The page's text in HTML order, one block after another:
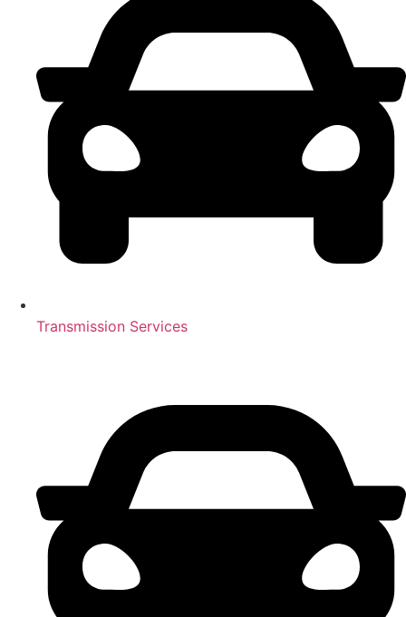
Transmission Services